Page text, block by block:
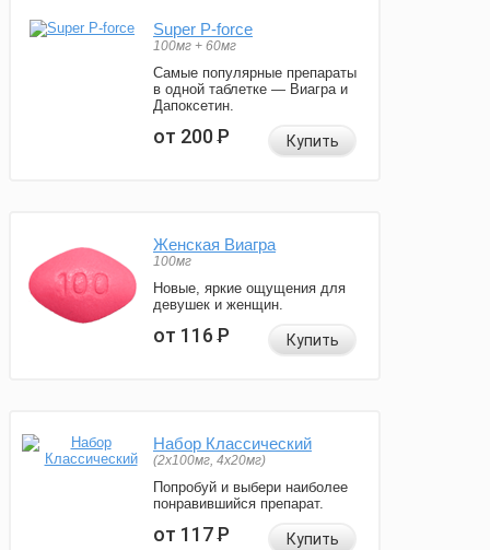
Super P-force
100мг + 60мг
Самые популярные препараты
в одной таблетке — Виагра и
Дапоксетин.
от 200Р Купить
Женская Виагра
100мг
Новые, яркие ощущения для
девушек и женщин.
от 116Р Купить
Набор Классический
(2x100мг, 4x20мг)
Попробуй и выбери наиболее
понравившийся препарат.
от 117Р Купить